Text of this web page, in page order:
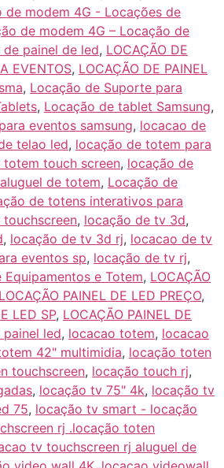
de modem 4G - Locações de
de modem 4G – Locação de
painel de led, LOCAÇÃO DE
EVENTOS, LOCAÇÃO DE PAINEL
, Locação de Suporte para
, Locação de tablet Samsung,
eventos samsung, locacao de
telao led, locação de totem para
totem touch screen, locação de
de totem, Locação de
de totens interativos para
, locação de tv 3d,
, locação de tv 3d rj, locacao de tv
eventos sp, locação de tv rj,
Equipamentos e Totem, LOCAÇÃO
LOCAÇÃO PAINEL DE LED PREÇO,
LED SP, LOCAÇÃO PAINEL DE
led, locacao totem, locacao
42" multimidia, locação toten
touchscreen, locação touch rj,
, locação tv 75" 4k, locação tv
75, locação tv smart - locação
rj .locação toten
tv touchscreen rj aluguel de